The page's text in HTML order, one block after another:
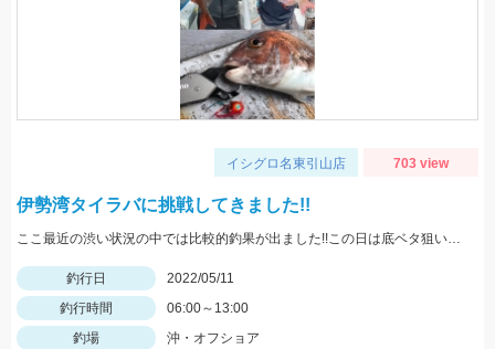
イシグロ名東引山店 703 view
伊勢湾タイラバに挑戦してきました!!
ここ最近の渋い状況の中では比較的釣果が出ました!!この日は底ベタ狙いでローギヤリールでじっくり巻くのが吉でした。
釣行日
2022/05/11
釣行時間
06:00～13:00
釣場
沖・オフショア